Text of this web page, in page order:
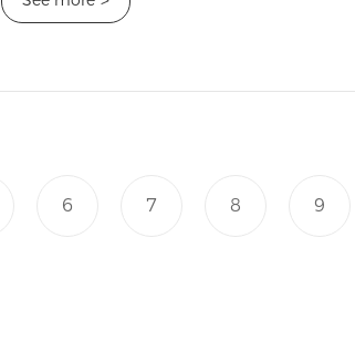
6 7 8 9